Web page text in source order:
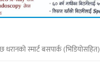
धरानको स्मार्ट बसपार्क (भिडियोसहित)